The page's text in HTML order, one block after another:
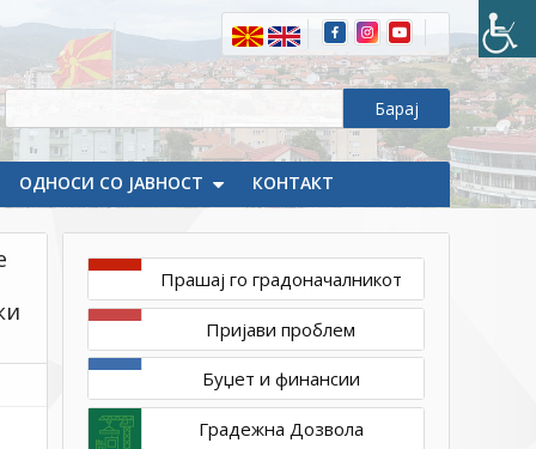
ОДНОСИ СО ЈАВНОСТ КОНТАКТ
КП
4855,
КП
4856
и
дел
од
КП
4037/1,
Град
Прашај го градоначалникот
Пријави проблем
Буџет и финансии
Градежна Дозвола